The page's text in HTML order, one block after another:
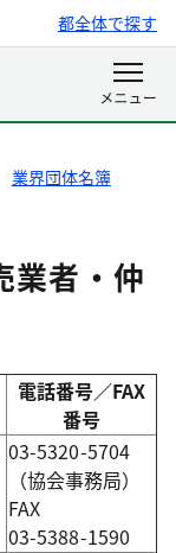
都全体で探す
業界団体名簿
業者・仲
電話番号／FAX
番号
03-5320-5704
（協会事務局）
FAX
03-5388-1590